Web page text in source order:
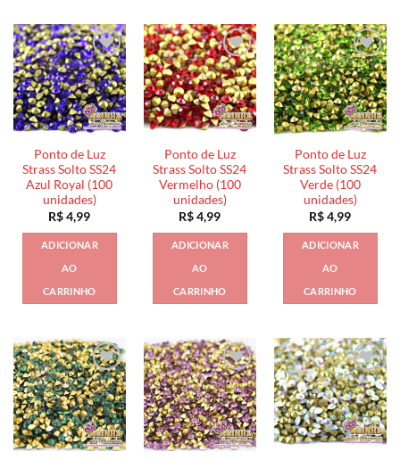
Ponto de Luz
Strass Solto SS24
Azul Royal (100
unidades)
R$4,99
ADICIONAR
AO
CARRINHO
Ponto de Luz
Strass Solto SS24
Vermelho (100
unidades)
R$4,99
ADICIONAR
AO
CARRINHO
Ponto de Luz
Strass Solto SS24
Verde (100
unidades)
R$4,99
ADICIONAR
AO
CARRINHO